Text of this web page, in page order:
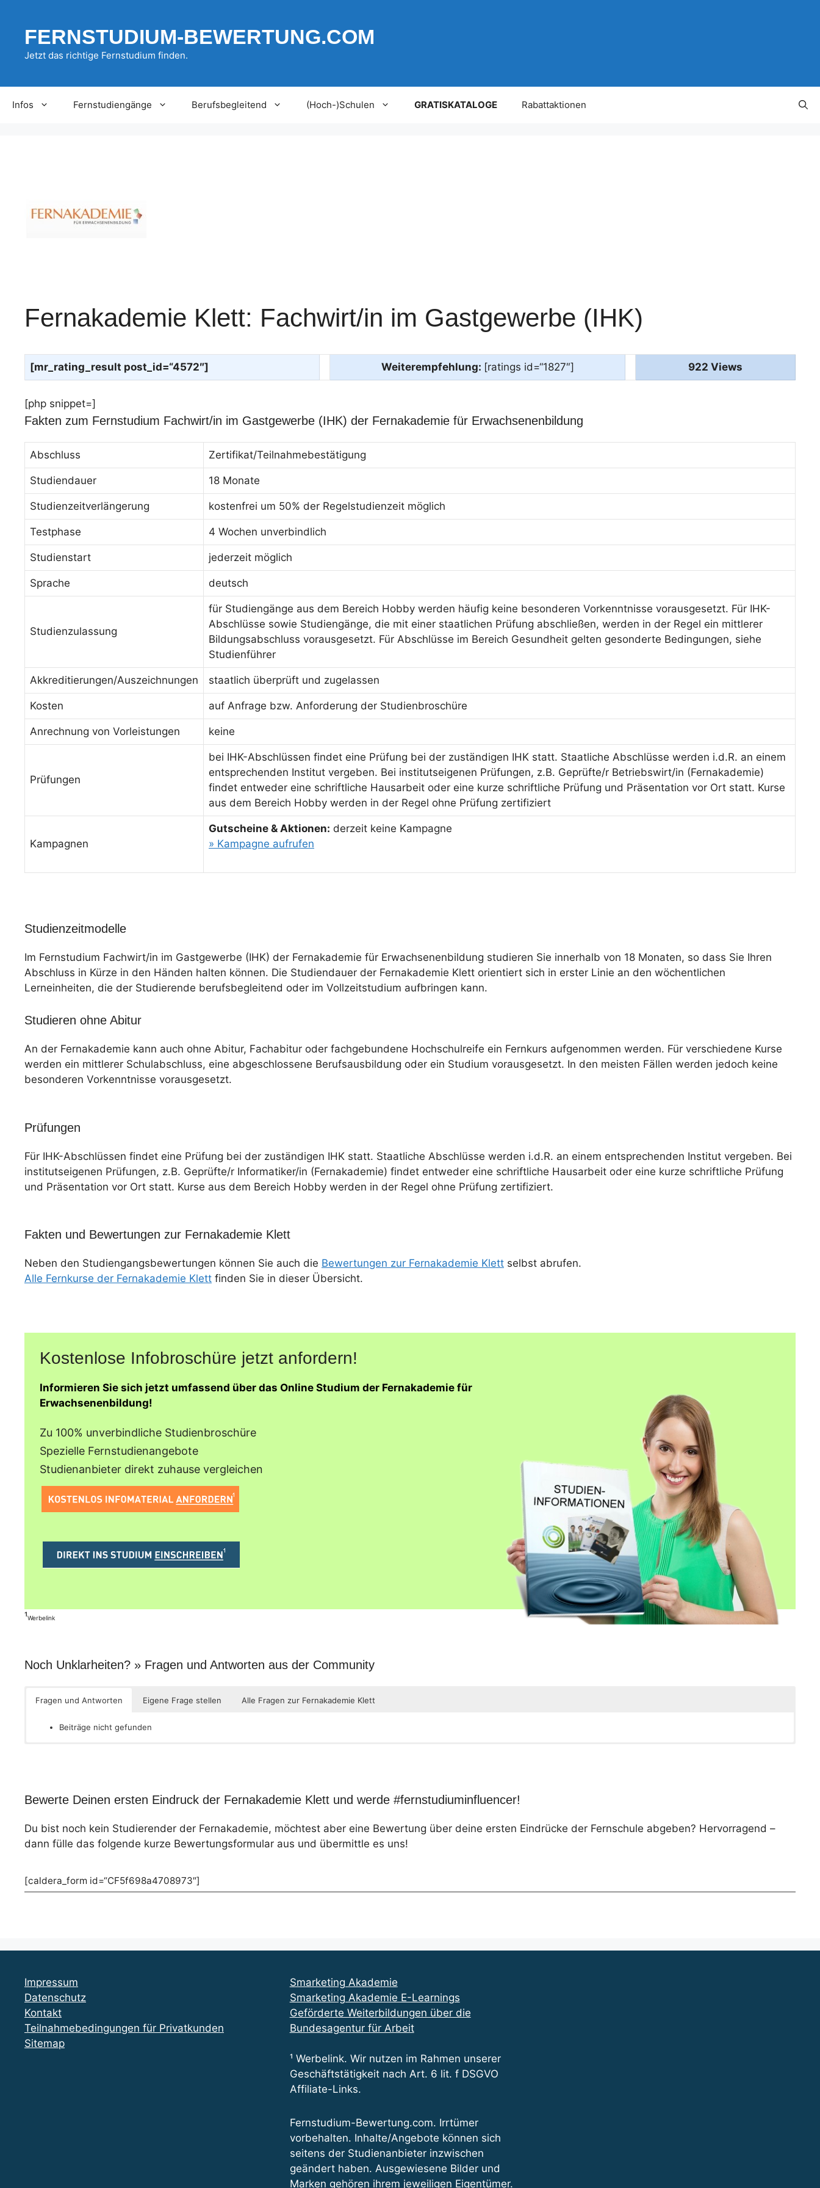
springenFERNSTUDIUM-BEWERTUNG.COM
Jetzt das richtige Fernstudium finden.
Infos Fernstudiengänge Berufsbegleitend (Hoch-)Schulen GRATISKATALOGE Rabattaktionen
Fernakademie Klett: Fachwirt/in im Gastgewerbe (IHK)
[mr_rating_result post_id=“4572″] Weiterempfehlung: [ratings id=“1827″] 922 Views
[php snippet=]
Fakten zum Fernstudium Fachwirt/in im Gastgewerbe (IHK) der Fernakademie für Erwachsenenbildung
Abschluss Zertifikat/Teilnahmebestätigung
Studiendauer 18 Monate
Studienzeitverlängerung kostenfrei um 50% der Regelstudienzeit möglich
Testphase 4 Wochen unverbindlich
Studienstart jederzeit möglich
Sprache deutsch
Studienzulassung
für Studiengänge aus dem Bereich Hobby werden häufig keine besonderen Vorkenntnisse vorausgesetzt. Für IHK-
Abschlüsse sowie Studiengänge, die mit einer staatlichen Prüfung abschließen, werden in der Regel ein mittlerer
Bildungsabschluss vorausgesetzt. Für Abschlüsse im Bereich Gesundheit gelten gesonderte Bedingungen, siehe
Studienführer
Akkreditierungen/Auszeichnungen staatlich überprüft und zugelassen
Kosten auf Anfrage bzw. Anforderung der Studienbroschüre
Anrechnung von Vorleistungen keine
Prüfungen
bei IHK-Abschlüssen findet eine Prüfung bei der zuständigen IHK statt. Staatliche Abschlüsse werden i.d.R. an einem
entsprechenden Institut vergeben. Bei institutseigenen Prüfungen, z.B. Geprüfte/r Betriebswirt/in (Fernakademie)
findet entweder eine schriftliche Hausarbeit oder eine kurze schriftliche Prüfung und Präsentation vor Ort statt. Kurse
aus dem Bereich Hobby werden in der Regel ohne Prüfung zertifiziert
Kampagnen
Gutscheine & Aktionen: derzeit keine Kampagne
» Kampagne aufrufen
Studienzeitmodelle
Im Fernstudium Fachwirt/in im Gastgewerbe (IHK) der Fernakademie für Erwachsenenbildung studieren Sie innerhalb von 18 Monaten, so dass Sie Ihren
Abschluss in Kürze in den Händen halten können. Die Studiendauer der Fernakademie Klett orientiert sich in erster Linie an den wöchentlichen
Lerneinheiten, die der Studierende berufsbegleitend oder im Vollzeitstudium aufbringen kann.
Studieren ohne Abitur
An der Fernakademie kann auch ohne Abitur, Fachabitur oder fachgebundene Hochschulreife ein Fernkurs aufgenommen werden. Für verschiedene Kurse
werden ein mittlerer Schulabschluss, eine abgeschlossene Berufsausbildung oder ein Studium vorausgesetzt. In den meisten Fällen werden jedoch keine
besonderen Vorkenntnisse vorausgesetzt.
Prüfungen
Für IHK-Abschlüssen findet eine Prüfung bei der zuständigen IHK statt. Staatliche Abschlüsse werden i.d.R. an einem entsprechenden Institut vergeben. Bei
institutseigenen Prüfungen, z.B. Geprüfte/r Informatiker/in (Fernakademie) findet entweder eine schriftliche Hausarbeit oder eine kurze schriftliche Prüfung
und Präsentation vor Ort statt. Kurse aus dem Bereich Hobby werden in der Regel ohne Prüfung zertifiziert.
Fakten und Bewertungen zur Fernakademie Klett
Neben den Studiengangsbewertungen können Sie auch die Bewertungen zur Fernakademie Klett selbst abrufen.
Alle Fernkurse der Fernakademie Klett finden Sie in dieser Übersicht.
Kostenlose Infobroschüre jetzt anfordern!
Informieren Sie sich jetzt umfassend über das Online Studium der Fernakademie für
Erwachsenenbildung!
Zu 100% unverbindliche Studienbroschüre
Spezielle Fernstudienangebote
Studienanbieter direkt zuhause vergleichen
¹Werbelink
Noch Unklarheiten? » Fragen und Antworten aus der Community
Fragen und Antworten Eigene Frage stellen Alle Fragen zur Fernakademie Klett
Beiträge nicht gefunden
Bewerte Deinen ersten Eindruck der Fernakademie Klett und werde #fernstudiuminfluencer!
Du bist noch kein Studierender der Fernakademie, möchtest aber eine Bewertung über deine ersten Eindrücke der Fernschule abgeben? Hervorragend –
dann fülle das folgende kurze Bewertungsformular aus und übermittle es uns!
[caldera_form id=“CF5f698a4708973″]
Impressum
Datenschutz
Kontakt
Teilnahmebedingungen für Privatkunden
Sitemap
Smarketing Akademie
Smarketing Akademie E-Learnings
Geförderte Weiterbildungen über die
Bundesagentur für Arbeit
¹ Werbelink. Wir nutzen im Rahmen unserer
Geschäftstätigkeit nach Art. 6 lit. f DSGVO
Affiliate-Links.
Fernstudium-Bewertung.com. Irrtümer
vorbehalten. Inhalte/Angebote können sich
seitens der Studienanbieter inzwischen
geändert haben. Ausgewiesene Bilder und
Marken gehören ihrem jeweiligen Eigentümer.